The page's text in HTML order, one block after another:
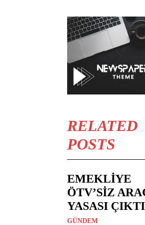
RELATED
POSTS
EMEKLİYE
ÖTV’SİZ
YASASI
GÜNDEM